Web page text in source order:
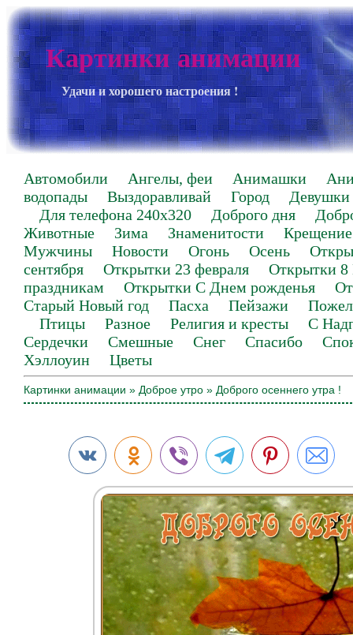
Картинки анимации
Удачи и хорошего настроения !
Автомобили Ангелы, феи Анимашки
водопады
Выздоравливай Город
Девушки
Для телефона 240х320
Доброго дня
Животные
Зима Знаменитости
Крещение
Мужчины
Новости Огонь Осень
сентября
Открытки 23 февраля
Открытки 8
праздникам
Открытки С Днем рожденья
Старый Новый год
Пасха Пейзажи
Птицы
Разное Религия и кресты
С
Сердечки
Смешные Снег Спасибо
Хэллоуин
Цветы
Картинки анимации » Доброе утро » Доброго осеннего утра !